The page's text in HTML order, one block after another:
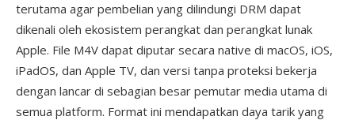
terutama agar pembelian yang dilindungi DRM dapat
dikenali oleh ekosistem perangkat dan perangkat lunak
Apple. File M4V dapat diputar secara native di macOS, iOS,
iPadOS, dan Apple TV, dan versi tanpa proteksi bekerja
dengan lancar di sebagian besar pemutar media utama di
semua platform. Format ini mendapatkan daya tarik yang